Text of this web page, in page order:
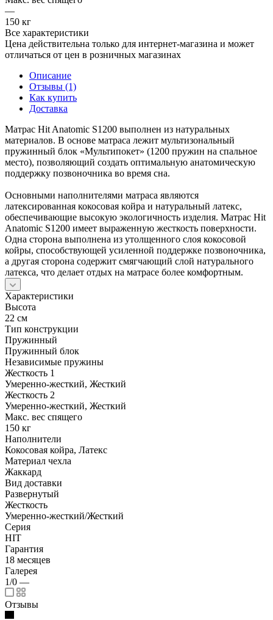
—
150 кг
Все характеристики
Цена действительна только для интернет-магазина и может
отличаться от цен в розничных магазинах
Описание
Отзывы (1)
Как купить
Доставка
Матрас Hit Anatomic S1200 выполнен из натуральных
материалов. В основе матраса лежит мультизональный
пружинный блок «Мультипокет» (1200 пружин на спальное
место), позволяющий создать оптимальную анатомическую
поддержку позвоночника во время сна.
Основными наполнителями матраса являются
латексированная кокосовая койра и натуральный латекс,
обеспечивающие высокую экологичность изделия. Матрас Hit
Anatomic S1200 имеет выраженную жесткость поверхности.
Одна сторона выполнена из утолщенного слоя кокосовой
койры, способствующей усиленной поддержке позвоночника,
а другая сторона содержит смягчающий слой натурального
латекса, что делает отдых на матрасе более комфортным.
Характеристики
Высота
22 см
Тип конструкции
Пружинный
Пружинный блок
Независимые пружины
Жесткость 1
Умеренно-жесткий, Жесткий
Жесткость 2
Умеренно-жесткий, Жесткий
Макс. вес спящего
150 кг
Наполнители
Кокосовая койра, Латекс
Материал чехла
Жаккард
Вид доставки
Развернутый
Жесткость
Умеренно-жесткий/Жесткий
Серия
HIT
Гарантия
18 месяцев
Галерея
1/0 —
Отзывы